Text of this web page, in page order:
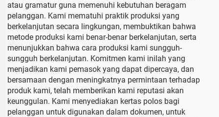
atau gramatur guna memenuhi kebutuhan beragam
pelanggan. Kami mematuhi praktik produksi yang
berkelanjutan secara lingkungan, membuktikan bahwa
metode produksi kami benar-benar berkelanjutan, serta
menunjukkan bahwa cara produksi kami sungguh-
sungguh berkelanjutan. Komitmen kami inilah yang
menjadikan kami pemasok yang dapat dipercaya, dan
bersamaan dengan meningkatnya permintaan terhadap
produk kami, telah memberikan kami reputasi akan
keunggulan. Kami menyediakan kertas polos bagi
pelanggan untuk digunakan dalam dokumen, untuk